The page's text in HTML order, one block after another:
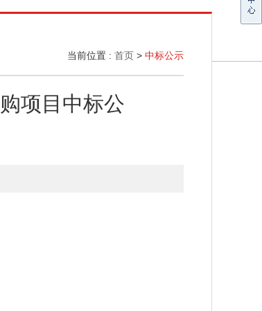
当前位置 : 首页 > 中标公示
项目中标公